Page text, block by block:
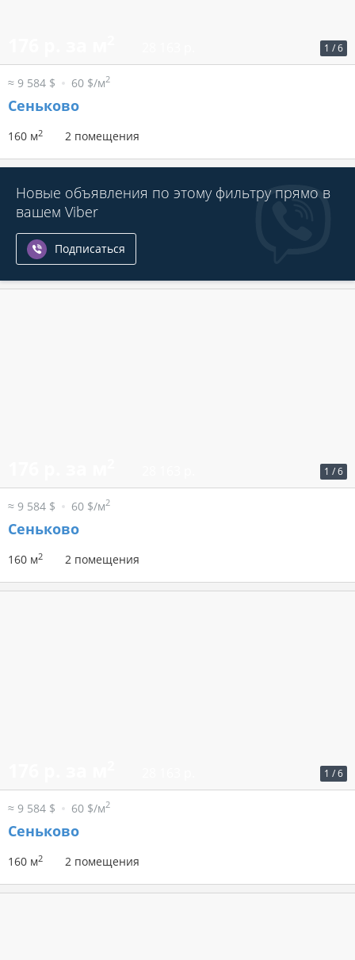
1 /6
≈ 9 584 $ 60 $/м2
Сеньково
160 м2 2 помещения
Новые объявления по этому фильтру прямо в
вашем Viber
Подписаться
1 /6
≈ 9 584 $ 60 $/м2
Сеньково
160 м2 2 помещения
1 /6
≈ 9 584 $ 60 $/м2
Сеньково
160 м2 2 помещения